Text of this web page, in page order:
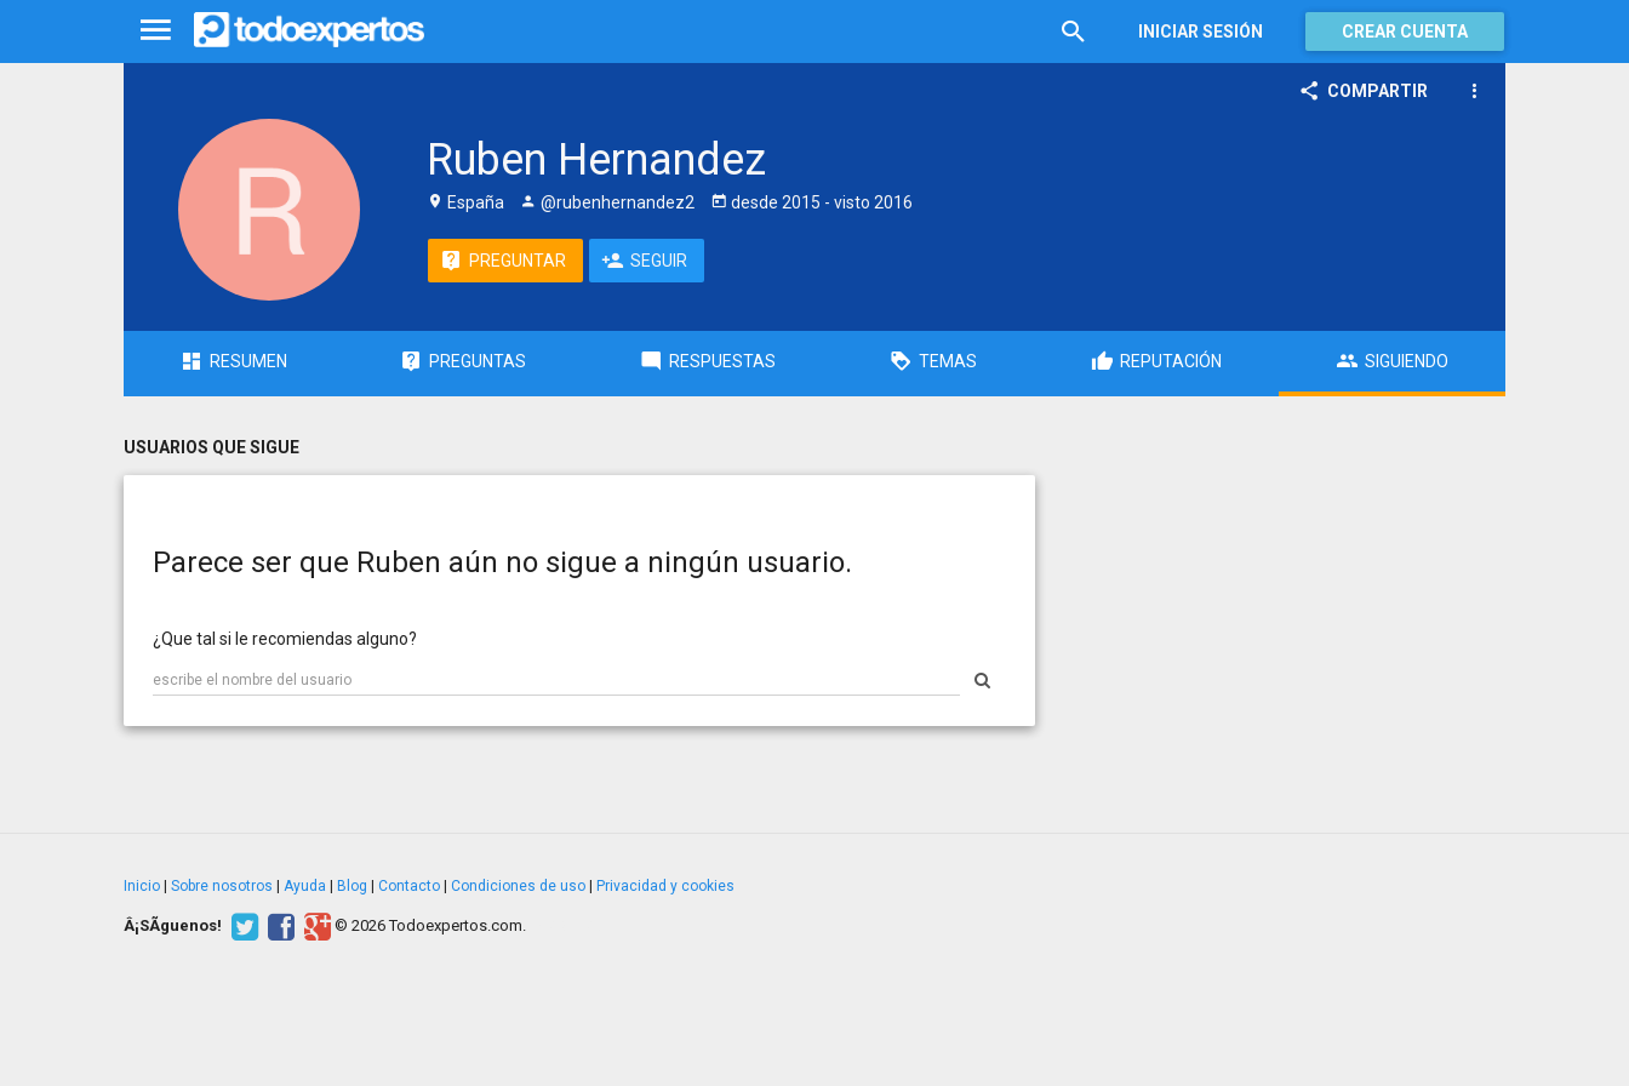
INICIAR SESIÓN CREAR CUENTA
COMPARTIR
Ruben Hernandez
España @rubenhernandez2 desde 2015 - visto 2016
PREGUNTAR SEGUIR
RESUMEN PREGUNTAS RESPUESTAS TEMAS REPUTACIÓN SIGUIENDO
USUARIOS QUE SIGUE
Parece ser que Ruben aún no sigue a ningún usuario.
¿Que tal si le recomiendas alguno?
Inicio Sobre nosotros Ayuda Blog Contacto Condiciones de uso Privacidad y cookies
Â¡SÃ­guenos! © 2026 Todoexpertos.com.